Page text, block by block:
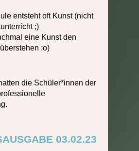
entsteht oft Kunst (nicht
;)
eine Kunst den
:o)
die Schüler*innen der
03.02.23